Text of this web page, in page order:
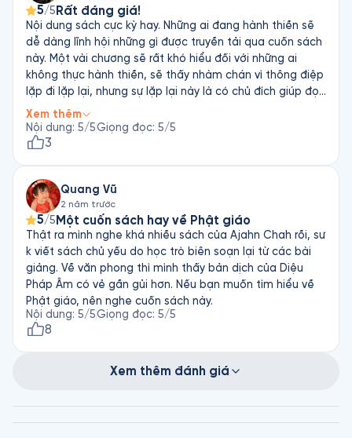
5/5 Rất đáng giá!
Nội dung sách cực kỳ hay. Những ai đang hành thiền sẽ
dễ dàng lĩnh hội những gì được truyền tải qua cuốn sách
này. Một vài chương sẽ rất khó hiểu đối với những ai
không thực hành thiền, sẽ thấy nhàm chán vì thông điệp
lặp đi lặp lại, nhưng sự lặp lại này là có chủ đích giúp đọc
giả khắc sâu giá trị cốt tủy của thiền vào tâm trí. Giá
quá rẻ so với công sức người đọc đã bỏ ra cho cuốn
sách này. Công đức vô lượng 🙏
Xem thêm
Nội dung: 5/5Giọng đọc: 5/5
3
Quang Vũ
2 năm trước
5/5 Một cuốn sách hay về Phật giáo
Thật ra mình nghe khá nhiều sách của Ajahn Chah rồi, sư
k viết sách chủ yếu do học trò biên soạn lại từ các bài
giảng. Về văn phong thì mình thấy bản dịch của Diệu
Pháp Âm có vẻ gần gủi hơn. Nếu bạn muốn tìm hiểu về
Phật giáo, nên nghe cuốn sách này.
Nội dung: 5/5Giọng đọc: 5/5
8
Xem thêm đánh giá